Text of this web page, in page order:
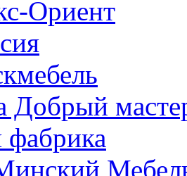
Ориент
Добрый
фабрика